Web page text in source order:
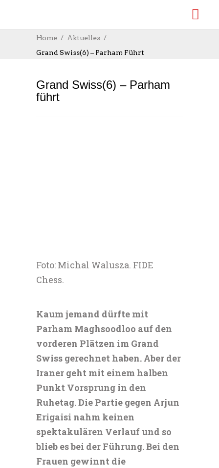
Home
Aktuelles
Grand Swiss(6) – Parham Führt
Grand Swiss(6) – Parham
führt
Foto: Michal Walusza. FIDE
Chess.
Kaum jemand dürfte mit
Parham Maghsoodloo auf den
vorderen Plätzen im Grand
Swiss gerechnet haben. Aber der
Iraner geht mit einem halben
Punkt Vorsprung in den
Ruhetag. Die Partie gegen Arjun
Erigaisi nahm keinen
spektakulären Verlauf und so
blieb es bei der Führung. Bei den
Frauen gewinnt die